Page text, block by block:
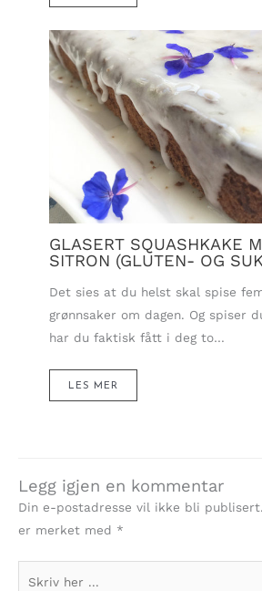
GLASERT SQUASHKAKE
SITRON (GLUTEN- OG
Det sies at du helst skal spise
grønnsaker om dagen. Og spiser
har du faktisk fått i deg to…
LES MER
Legg igjen en kommentar
Din e-postadresse vil ikke bli publisert.
er merket med *